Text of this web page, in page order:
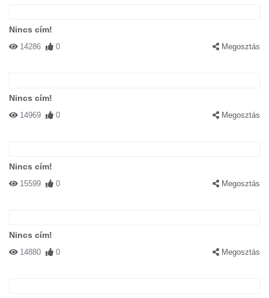
Nincs cím!
14286 0 Megosztás
Nincs cím!
14969 0 Megosztás
Nincs cím!
15599 0 Megosztás
Nincs cím!
14880 0 Megosztás